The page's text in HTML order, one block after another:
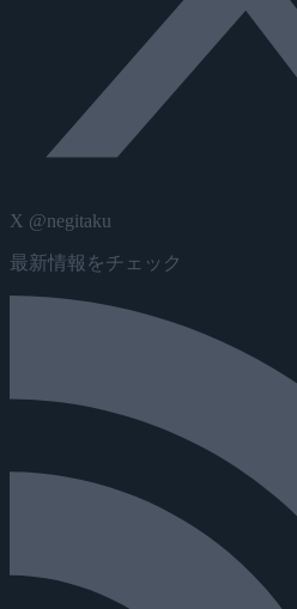
X @negitaku
最新情報をチェック